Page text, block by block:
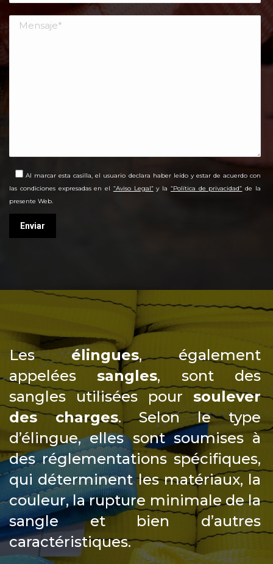
Al marcar esta casilla, el usuario declara haber leído y estar de acuerdo con
las condiciones expresadas en el “Aviso Legal”y la “Política de privacidad” de la
presente Web.
Lesélingues, également
appeléessangles, sont des
sangles utilisées pour soulever
des charges. Selon le type
d’élingue, elles sont soumises à
des réglementations spécifiques,
qui déterminent les matériaux, la
couleur, la rupture minimale de la
sangle et bien d’autres
caractéristiques.